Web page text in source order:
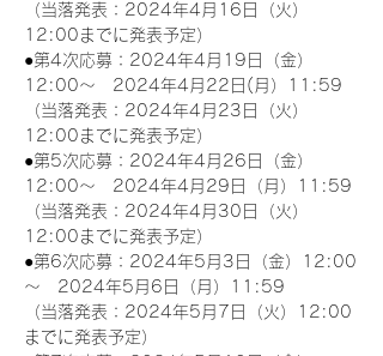
（当落発表：2024年4月16日（火）
12:00までに発表予定）
●第4次応募：2024年4月19日（金）
12:00～　2024年4月22日(月）11:59
（当落発表：2024年4月23日（火）
12:00までに発表予定）
●第5次応募：2024年4月26日（金）
12:00～　2024年4月29日（月）11:59
（当落発表：2024年4月30日（火）
12:00までに発表予定）
●第6次応募：2024年5月3日（金）12:00
～　2024年5月6日（月）11:59
（当落発表：2024年5月7日（火）12:00
までに発表予定）